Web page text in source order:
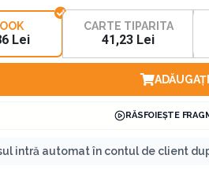
Lei
CARTE TIPARITA
41,23 Lei
RĂSFOIEȘTE
intră automat în contul de client